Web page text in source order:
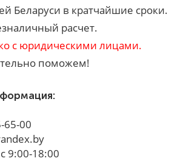
Беларуси в кратчайшие сроки.
расчет.
с юридическими лицами.
поможем!
65-00
9:00-18:00